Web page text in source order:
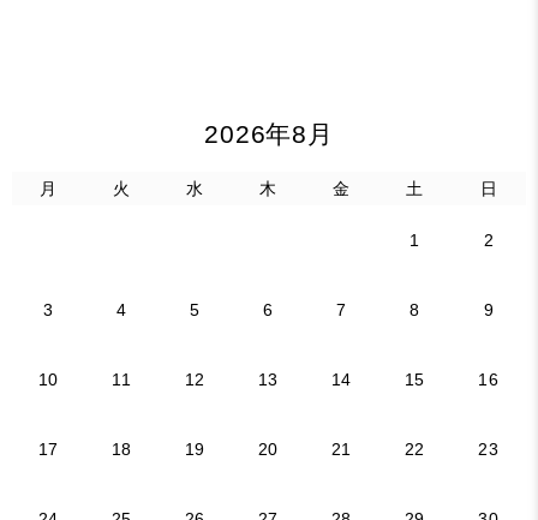
2026年8月
月 火 水 木 金 土 日
1 2
3 4 5 6 7 8 9
10 11 12 13 14 15 16
17 18 19 20 21 22 23